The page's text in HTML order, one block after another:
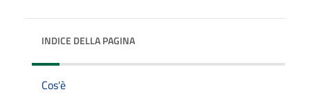
INDICE DELLA PAGINA
Cos'è